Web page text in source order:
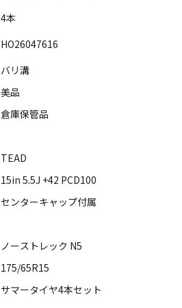
4本
HO26047616
バリ溝
美品
倉庫保管品
TEAD
15in 5.5J +42 PCD100
センターキャップ付属
ノーストレック N5
175/65R15
サマータイヤ4本セット